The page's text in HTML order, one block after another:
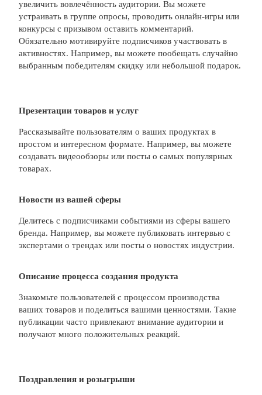
увеличить вовлечённость аудитории. Вы можете
устраивать в группе опросы, проводить онлайн-игры или
конкурсы с призывом оставить комментарий.
Обязательно мотивируйте подписчиков участвовать в
активностях. Например, вы можете пообещать случайно
выбранным победителям скидку или небольшой подарок.
Презентации товаров и услуг
Рассказывайте пользователям о ваших продуктах в
простом и интересном формате. Например, вы можете
создавать видеообзоры или посты о самых популярных
товарах.
Новости из вашей сферы
Делитесь с подписчиками событиями из сферы вашего
бренда. Например, вы можете публиковать интервью с
экспертами о трендах или посты о новостях индустрии.
Описание процесса создания продукта
Знакомьте пользователей с процессом производства
ваших товаров и поделиться вашими ценностями. Такие
публикации часто привлекают внимание аудитории и
получают много положительных реакций.
Поздравления и розыгрыши